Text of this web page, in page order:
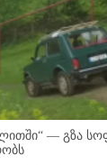
— გზა